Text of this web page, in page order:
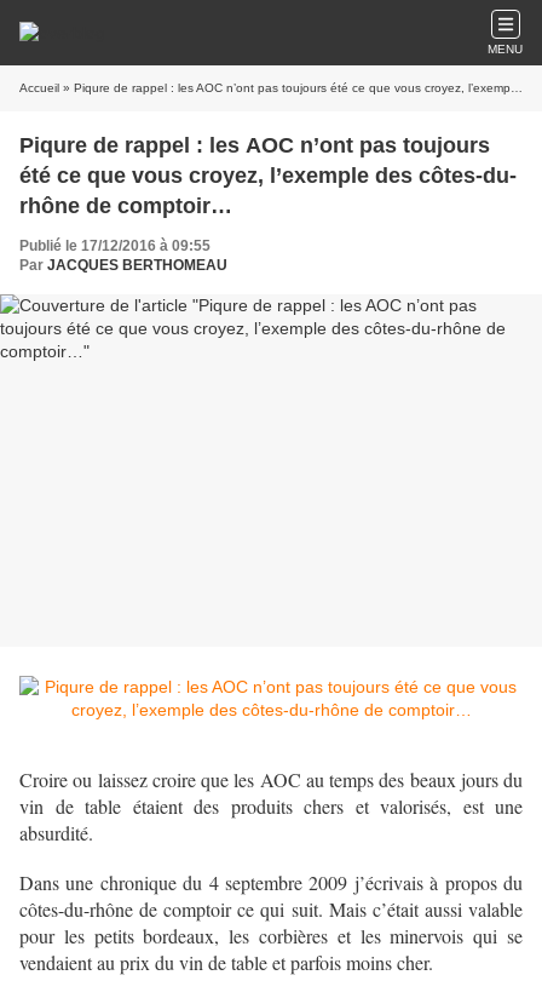
MENU
Accueil » Piqure de rappel : les AOC n’ont pas toujours été ce que vous croyez, l’exemple des côtes-du-rhône de comptoir…
Piqure de rappel : les AOC n’ont pas toujours
été ce que vous croyez, l’exemple des côtes-du-
rhône de comptoir…
Publié le 17/12/2016 à 09:55
Par JACQUES BERTHOMEAU
Croire ou laissez croire que les AOC au temps des beaux jours du
vin de table étaient des produits chers et valorisés, est une
absurdité.
Dans une chronique du 4 septembre 2009 j’écrivais à propos du
côtes-du-rhône de comptoir ce qui suit. Mais c’était aussi valable
pour les petits bordeaux, les corbières et les minervois qui se
vendaient au prix du vin de table et parfois moins cher.